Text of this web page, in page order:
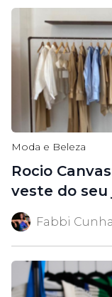
Moda e Beleza
Rocio
veste do
Fabbi Cunha